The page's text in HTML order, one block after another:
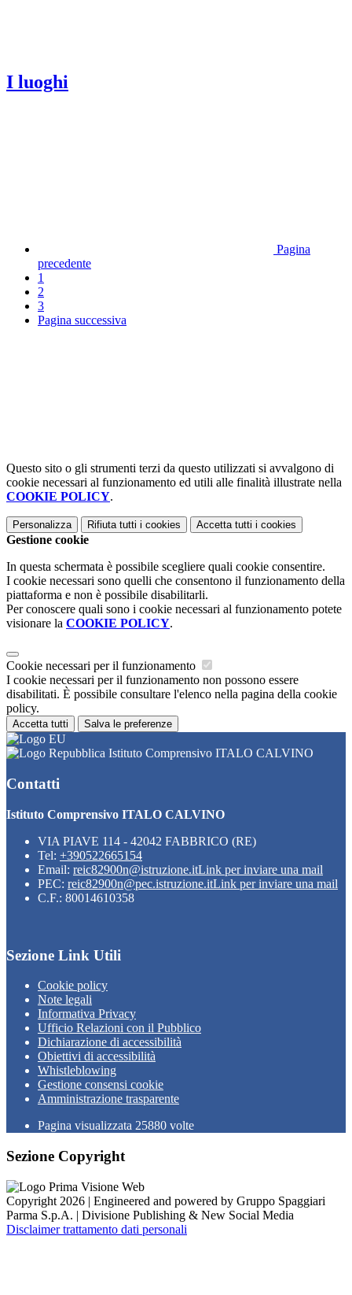
I luoghi
Pagina
precedente
1
2
3
Pagina successiva
Questo sito o gli strumenti terzi da questo utilizzati si avvalgono di
cookie necessari al funzionamento ed utili alle finalità illustrate nella
COOKIE POLICY.
Personalizza Rifiuta tutti i cookies Accetta tutti i cookies
Gestione cookie
In questa schermata è possibile scegliere quali cookie consentire.
I cookie necessari sono quelli che consentono il funzionamento della
piattaforma e non è possibile disabilitarli.
Per conoscere quali sono i cookie necessari al funzionamento potete
visionare la COOKIE POLICY.
Cookie necessari per il funzionamento
I cookie necessari per il funzionamento non possono essere
disabilitati. È possibile consultare l'elenco nella pagina della cookie
policy.
Accetta tutti Salva le preferenze
Istituto Comprensivo ITALO CALVINO
Contatti
Istituto Comprensivo ITALO CALVINO
VIA PIAVE 114 - 42042 FABBRICO (RE)
Tel: +390522665154
Email: reic82900n@istruzione.itLink per inviare una mail
PEC: reic82900n@pec.istruzione.itLink per inviare una mail
C.F.: 80014610358
Sezione Link Utili
Cookie policy
Note legali
Informativa Privacy
Ufficio Relazioni con il Pubblico
Dichiarazione di accessibilità
Obiettivi di accessibilità
Whistleblowing
Gestione consensi cookie
Amministrazione trasparente
Pagina visualizzata 25880 volte
Sezione Copyright
Copyright 2026 | Engineered and powered by Gruppo Spaggiari
Parma S.p.A. | Divisione Publishing & New Social Media
Disclaimer trattamento dati personali